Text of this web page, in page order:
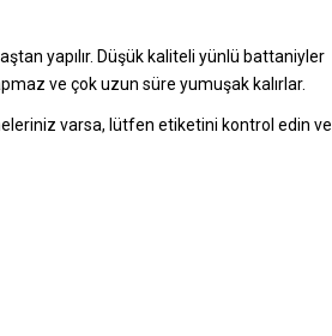
yapılır. Düşük kaliteli yünlü battaniyler
ve çok uzun süre yumuşak kalırlar.
varsa, lütfen etiketini kontrol edin ve